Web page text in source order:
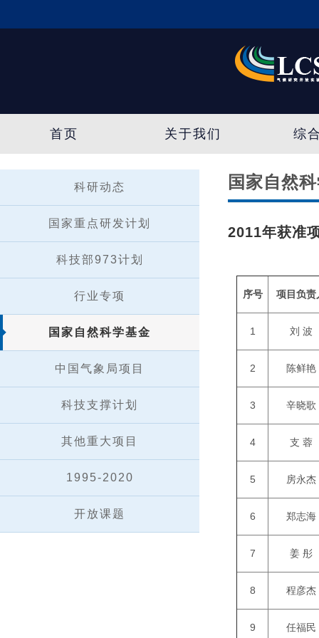
首页 关于我们 综
科研动态
国家重点研发计划
科技部973计划
行业专项
国家自然科学基金
中国气象局项目
科技支撑计划
其他重大项目
1995-2020
开放课题
国家自然
2011年获准
序号 项目负责
1 刘 波
2 陈鲜艳
3 辛晓歌
4 支 蓉
5 房永杰
6 郑志海
7 姜 彤
8 程彦杰
9 任福民